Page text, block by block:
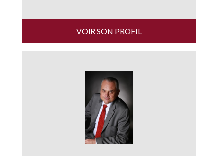
VOIR SON PROFIL